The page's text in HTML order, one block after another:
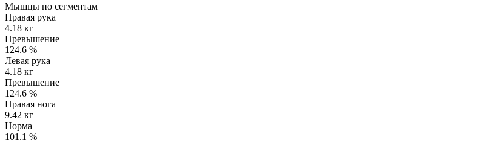
Мышцы по сегментам
Правая рука
4.18 кг
Превышение
124.6 %
Левая рука
4.18 кг
Превышение
124.6 %
Правая нога
9.42 кг
Норма
101.1 %